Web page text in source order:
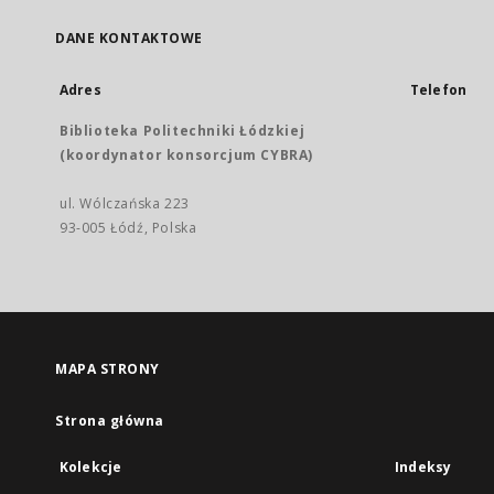
DANE KONTAKTOWE
Adres
Biblioteka Politechniki Łódzkiej
(koordynator konsorcjum CYBRA)
ul. Wólczańska 223
93-005 Łódź, Polska
Telefon
MAPA STRONY
Strona główna
Kolekcje Indeksy